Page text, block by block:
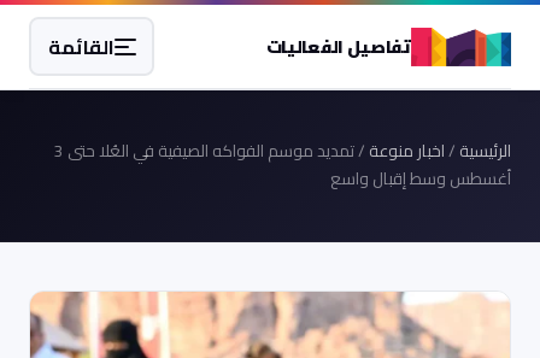
تفاصيل الفعاليات القائمة
الرئيسية/اخبار منوعة
/ تمديد موسم الفواكه الصيفية في العُلا حتى 3
أغسطس وسط إقبال واسع